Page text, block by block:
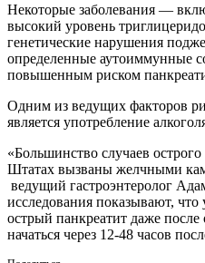
Некоторые заболевания —
высокий уровень
генетические нарушения
определенные аутоиммунные
повышенным риском
Одним из ведущих факторов
является употребление
«Большинство случаев
Штатах вызваны желчными
ведущий гастроэнтеролог
исследования показывают,
острый панкреатит даже
начаться через 12-48 часов